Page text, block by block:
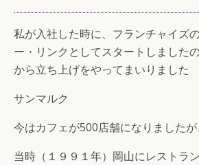
私が入社した時に、フランチャイズ
ー・リンクとしてスタートしました
から立ち上げをやってまいりました
サンマルク
今はカフェが500店舗になりましたが
当時（１９９１年）岡山にレストラ